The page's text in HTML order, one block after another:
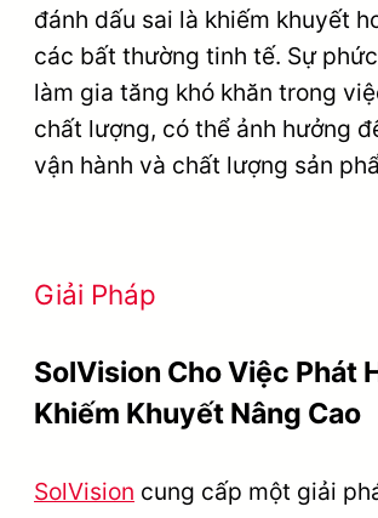
đánh dấu sai là khiếm khuyết
các bất thường tinh tế. Sự
làm gia tăng khó khăn trong
chất lượng, có thể ảnh hưởng
vận hành và chất lượng sản
Giải Pháp
SolVision Cho Việc Phát
Khiếm Khuyết Nâng Cao
SolVision cung cấp một giải